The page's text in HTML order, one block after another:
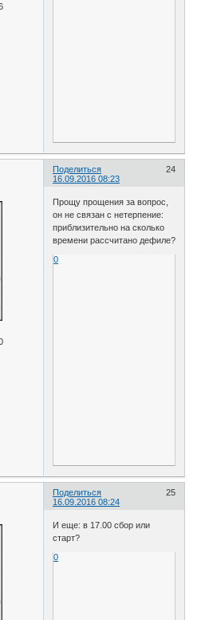
Поделиться
24
16.09.2016 08:23
Прощу прощения за вопрос,
он не связан с нетерпение:
приблизительно на сколько
времени рассчитано дефиле?
0
Поделиться
25
16.09.2016 08:24
И еще: в 17.00 сбор или
старт?
0